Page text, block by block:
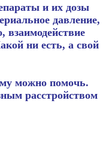
и их дозы
давление,
взаимодействие
ни есть, а свой
можно помочь.
расстройством